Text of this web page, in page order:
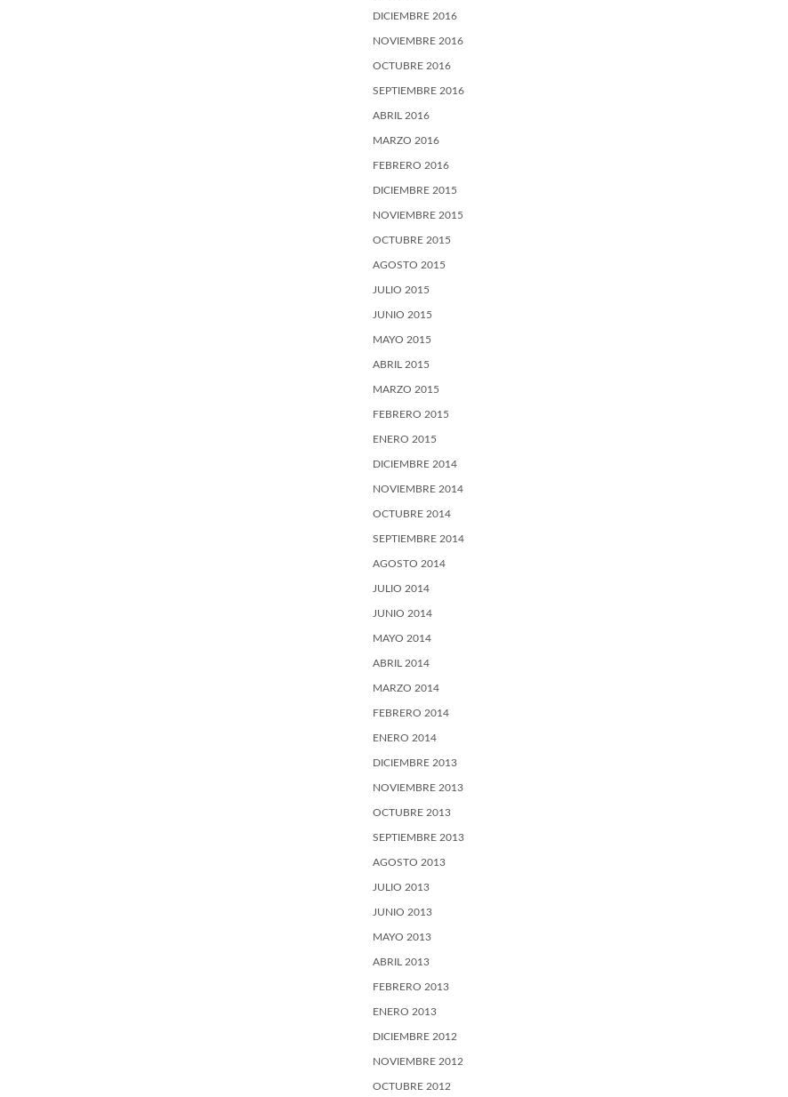
DICIEMBRE 2016
NOVIEMBRE 2016
OCTUBRE 2016
SEPTIEMBRE 2016
ABRIL 2016
MARZO 2016
FEBRERO 2016
DICIEMBRE 2015
NOVIEMBRE 2015
OCTUBRE 2015
AGOSTO 2015
JULIO 2015
JUNIO 2015
MAYO 2015
ABRIL 2015
MARZO 2015
FEBRERO 2015
ENERO 2015
DICIEMBRE 2014
NOVIEMBRE 2014
OCTUBRE 2014
SEPTIEMBRE 2014
AGOSTO 2014
JULIO 2014
JUNIO 2014
MAYO 2014
ABRIL 2014
MARZO 2014
FEBRERO 2014
ENERO 2014
DICIEMBRE 2013
NOVIEMBRE 2013
OCTUBRE 2013
SEPTIEMBRE 2013
AGOSTO 2013
JULIO 2013
JUNIO 2013
MAYO 2013
ABRIL 2013
FEBRERO 2013
ENERO 2013
DICIEMBRE 2012
NOVIEMBRE 2012
OCTUBRE 2012